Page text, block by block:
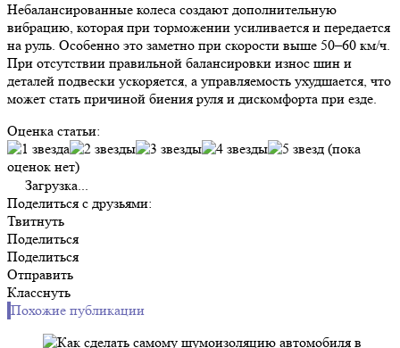
Небалансированные колеса создают дополнительную
вибрацию, которая при торможении усиливается и передается
на руль. Особенно это заметно при скорости выше 50–60 км/ч.
При отсутствии правильной балансировки износ шин и
деталей подвески ускоряется, а управляемость ухудшается, что
может стать причиной биения руля и дискомфорта при езде.
Оценка статьи:
(пока
оценок нет)
Загрузка...
Поделиться с друзьями:
Твитнуть
Поделиться
Поделиться
Отправить
Класснуть
Похожие публикации